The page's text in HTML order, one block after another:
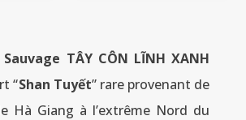
TÂY CÔN LĨNH XANH
“Shan Tuyết” rare provenant de
Hà Giang à l’extrême Nord du